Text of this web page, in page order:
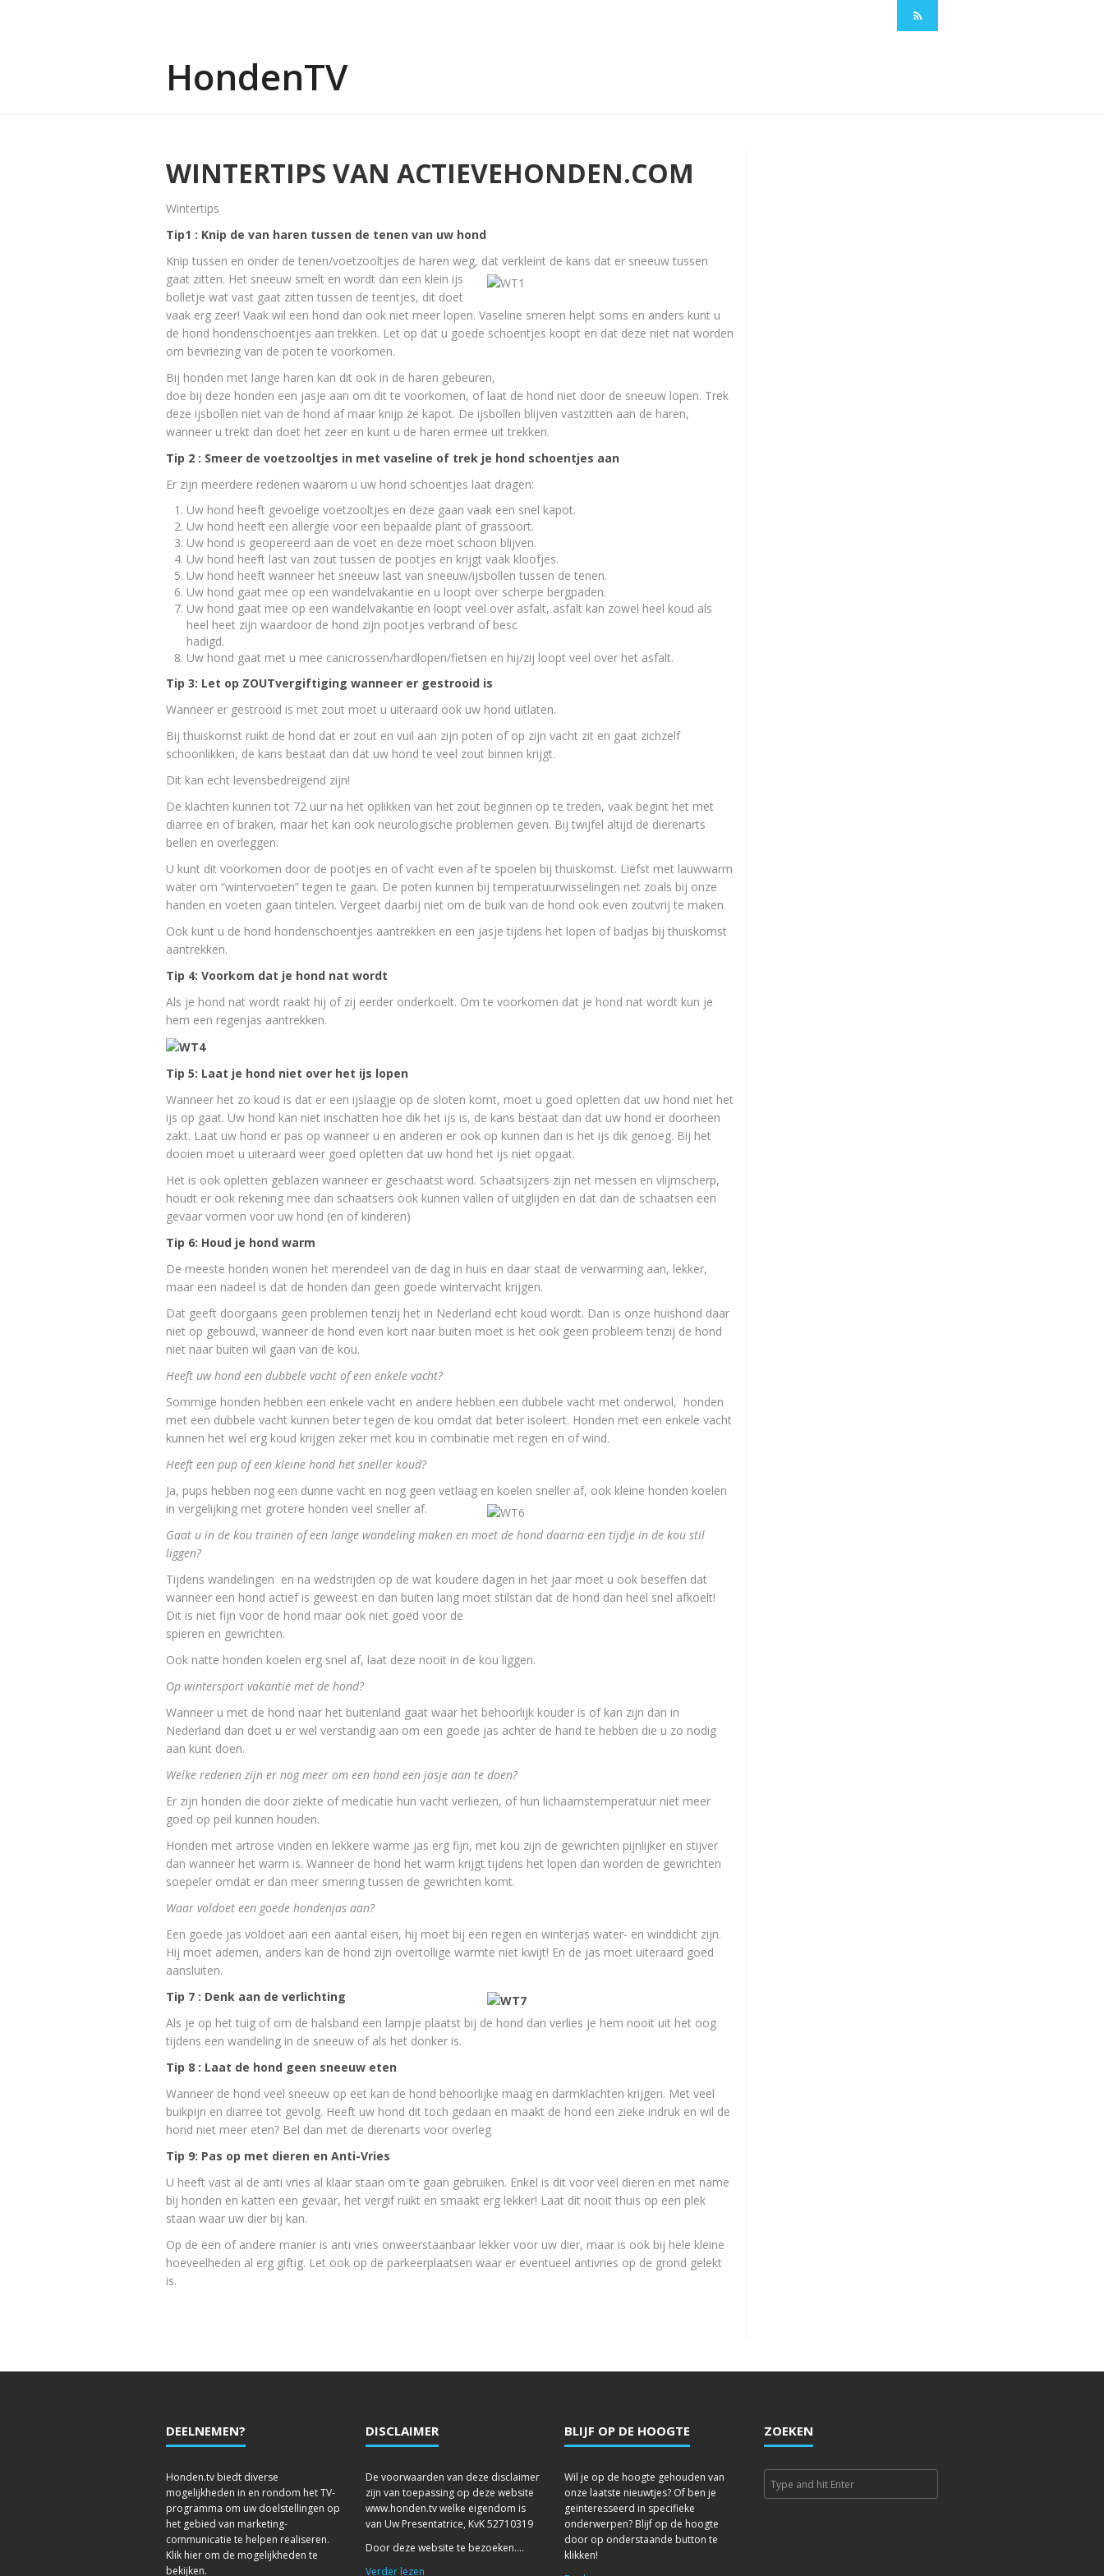
HondenTV
WINTERTIPS VAN ACTIEVEHONDEN.COM
Wintertips
Tip1 : Knip de van haren tussen de tenen van uw hond
Knip tussen en onder de tenen/voetzooltjes de haren weg, dat verkleint de kans dat er sneeuw tussen
gaat zitten. Het sneeuw smelt en wordt dan een klein ijs
bolletje wat vast gaat zitten tussen de teentjes, dit doet
vaak erg zeer! Vaak wil een hond dan ook niet meer lopen. Vaseline smeren helpt soms en anders kunt u
de hond hondenschoentjes aan trekken. Let op dat u goede schoentjes koopt en dat deze niet nat worden
om bevriezing van de poten te voorkomen.
Bij honden met lange haren kan dit ook in de haren gebeuren,
doe bij deze honden een jasje aan om dit te voorkomen, of laat de hond niet door de sneeuw lopen. Trek
deze ijsbollen niet van de hond af maar knijp ze kapot. De ijsbollen blijven vastzitten aan de haren,
wanneer u trekt dan doet het zeer en kunt u de haren ermee uit trekken.
Tip 2 : Smeer de voetzooltjes in met vaseline of trek je hond schoentjes aan
Er zijn meerdere redenen waarom u uw hond schoentjes laat dragen:
Uw hond heeft gevoelige voetzooltjes en deze gaan vaak een snel kapot.
Uw hond heeft een allergie voor een bepaalde plant of grassoort.
Uw hond is geopereerd aan de voet en deze moet schoon blijven.
Uw hond heeft last van zout tussen de pootjes en krijgt vaak kloofjes.
Uw hond heeft wanneer het sneeuw last van sneeuw/ijsbollen tussen de tenen.
Uw hond gaat mee op een wandelvakantie en u loopt over scherpe bergpaden.
Uw hond gaat mee op een wandelvakantie en loopt veel over asfalt, asfalt kan zowel heel koud als
heel heet zijn waardoor de hond zijn pootjes verbrand of besc
hadigd.
Uw hond gaat met u mee canicrossen/hardlopen/fietsen en hij/zij loopt veel over het asfalt.
Tip 3: Let op ZOUTvergiftiging wanneer er gestrooid is
Wanneer er gestrooid is met zout moet u uiteraard ook uw hond uitlaten.
Bij thuiskomst ruikt de hond dat er zout en vuil aan zijn poten of op zijn vacht zit en gaat zichzelf
schoonlikken, de kans bestaat dan dat uw hond te veel zout binnen krijgt.
Dit kan echt levensbedreigend zijn!
De klachten kunnen tot 72 uur na het oplikken van het zout beginnen op te treden, vaak begint het met
diarree en of braken, maar het kan ook neurologische problemen geven. Bij twijfel altijd de dierenarts
bellen en overleggen.
U kunt dit voorkomen door de pootjes en of vacht even af te spoelen bij thuiskomst. Liefst met lauwwarm
water om “wintervoeten” tegen te gaan. De poten kunnen bij temperatuurwisselingen net zoals bij onze
handen en voeten gaan tintelen. Vergeet daarbij niet om de buik van de hond ook even zoutvrij te maken.
Ook kunt u de hond hondenschoentjes aantrekken en een jasje tijdens het lopen of badjas bij thuiskomst
aantrekken.
Tip 4: Voorkom dat je hond nat wordt
Als je hond nat wordt raakt hij of zij eerder onderkoelt. Om te voorkomen dat je hond nat wordt kun je
hem een regenjas aantrekken.
Tip 5: Laat je hond niet over het ijs lopen
Wanneer het zo koud is dat er een ijslaagje op de sloten komt, moet u goed opletten dat uw hond niet het
ijs op gaat. Uw hond kan niet inschatten hoe dik het ijs is, de kans bestaat dan dat uw hond er doorheen
zakt. Laat uw hond er pas op wanneer u en anderen er ook op kunnen dan is het ijs dik genoeg. Bij het
dooien moet u uiteraard weer goed opletten dat uw hond het ijs niet opgaat.
Het is ook opletten geblazen wanneer er geschaatst word. Schaatsijzers zijn net messen en vlijmscherp,
houdt er ook rekening mee dan schaatsers ook kunnen vallen of uitglijden en dat dan de schaatsen een
gevaar vormen voor uw hond (en of kinderen)
Tip 6: Houd je hond warm
De meeste honden wonen het merendeel van de dag in huis en daar staat de verwarming aan, lekker,
maar een nadeel is dat de honden dan geen goede wintervacht krijgen.
Dat geeft doorgaans geen problemen tenzij het in Nederland echt koud wordt. Dan is onze huishond daar
niet op gebouwd, wanneer de hond even kort naar buiten moet is het ook geen probleem tenzij de hond
niet naar buiten wil gaan van de kou.
Heeft uw hond een dubbele vacht of een enkele vacht?
Sommige honden hebben een enkele vacht en andere hebben een dubbele vacht met onderwol, honden
met een dubbele vacht kunnen beter tegen de kou omdat dat beter isoleert. Honden met een enkele vacht
kunnen het wel erg koud krijgen zeker met kou in combinatie met regen en of wind.
Heeft een pup of een kleine hond het sneller koud?
Ja, pups hebben nog een dunne vacht en nog geen vetlaag en koelen sneller af, ook kleine honden koelen
in vergelijking met grotere honden veel sneller af.
Gaat u in de kou trainen of een lange wandeling maken en moet de hond daarna een tijdje in de kou stil
liggen?
Tijdens wandelingen en na wedstrijden op de wat koudere dagen in het jaar moet u ook beseffen dat
wanneer een hond actief is geweest en dan buiten lang moet stilstan dat de hond dan heel snel afkoelt!
Dit is niet fijn voor de hond maar ook niet goed voor de
spieren en gewrichten.
Ook natte honden koelen erg snel af, laat deze nooit in de kou liggen.
Op wintersport vakantie met de hond?
Wanneer u met de hond naar het buitenland gaat waar het behoorlijk kouder is of kan zijn dan in
Nederland dan doet u er wel verstandig aan om een goede jas achter de hand te hebben die u zo nodig
aan kunt doen.
Welke redenen zijn er nog meer om een hond een jasje aan te doen?
Er zijn honden die door ziekte of medicatie hun vacht verliezen, of hun lichaamstemperatuur niet meer
goed op peil kunnen houden.
Honden met artrose vinden en lekkere warme jas erg fijn, met kou zijn de gewrichten pijnlijker en stijver
dan wanneer het warm is. Wanneer de hond het warm krijgt tijdens het lopen dan worden de gewrichten
soepeler omdat er dan meer smering tussen de gewrichten komt.
Waar voldoet een goede hondenjas aan?
Een goede jas voldoet aan een aantal eisen, hij moet bij een regen en winterjas water- en winddicht zijn.
Hij moet ademen, anders kan de hond zijn overtollige warmte niet kwijt! En de jas moet uiteraard goed
aansluiten.
Tip 7 : Denk aan de verlichting
Als je op het tuig of om de halsband een lampje plaatst bij de hond dan verlies je hem nooit uit het oog
tijdens een wandeling in de sneeuw of als het donker is.
Tip 8 : Laat de hond geen sneeuw eten
Wanneer de hond veel sneeuw op eet kan de hond behoorlijke maag en darmklachten krijgen. Met veel
buikpijn en diarree tot gevolg. Heeft uw hond dit toch gedaan en maakt de hond een zieke indruk en wil de
hond niet meer eten? Bel dan met de dierenarts voor overleg
Tip 9: Pas op met dieren en Anti-Vries
U heeft vast al de anti vries al klaar staan om te gaan gebruiken. Enkel is dit voor veel dieren en met name
bij honden en katten een gevaar, het vergif ruikt en smaakt erg lekker! Laat dit nooit thuis op een plek
staan waar uw dier bij kan.
Op de een of andere manier is anti vries onweerstaanbaar lekker voor uw dier, maar is ook bij hele kleine
hoeveelheden al erg giftig. Let ook op de parkeerplaatsen waar er eventueel antivries op de grond gelekt
is.
DEELNEMEN?
Honden.tv biedt diverse
mogelijkheden in en rondom het TV-
programma om uw doelstellingen op
het gebied van marketing-
communicatie te helpen realiseren.
Klik hier om de mogelijkheden te
bekijken.
DISCLAIMER
De voorwaarden van deze disclaimer
zijn van toepassing op deze website
www.honden.tv welke eigendom is
van Uw Presentatrice, KvK 52710319
Door deze website te bezoeken....
Verder lezen
BLIJF OP DE HOOGTE
Wil je op de hoogte gehouden van
onze laatste nieuwtjes? Of ben je
geïnteresseerd in specifieke
onderwerpen? Blijf op de hoogte
door op onderstaande button te
klikken!
ZOEKEN